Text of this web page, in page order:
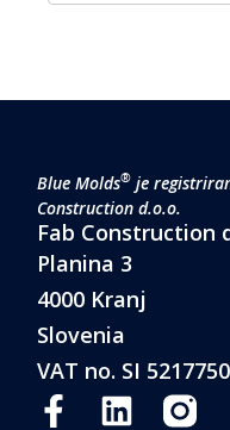
Blue Molds® je
Construction d.o.o.
Fab Construction
Planina 3
4000 Kranj
Slovenia
VAT no. SI